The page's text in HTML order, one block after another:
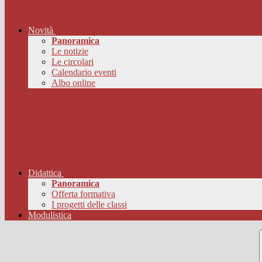
Novità
Panoramica
Le notizie
Le circolari
Calendario eventi
Albo online
Didattica
Panoramica
Offerta formativa
I progetti delle classi
Modulistica